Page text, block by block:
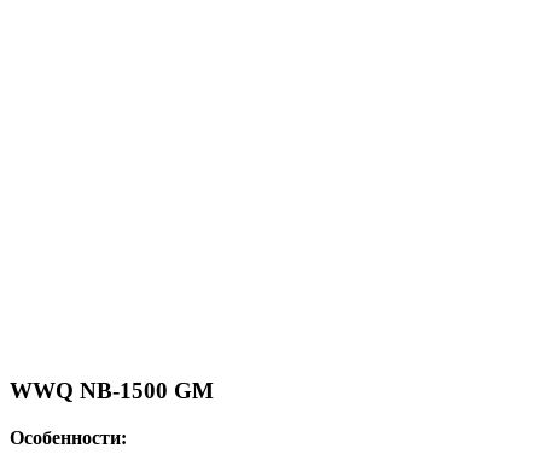
WWQ NB-1500 GM
Особенности: